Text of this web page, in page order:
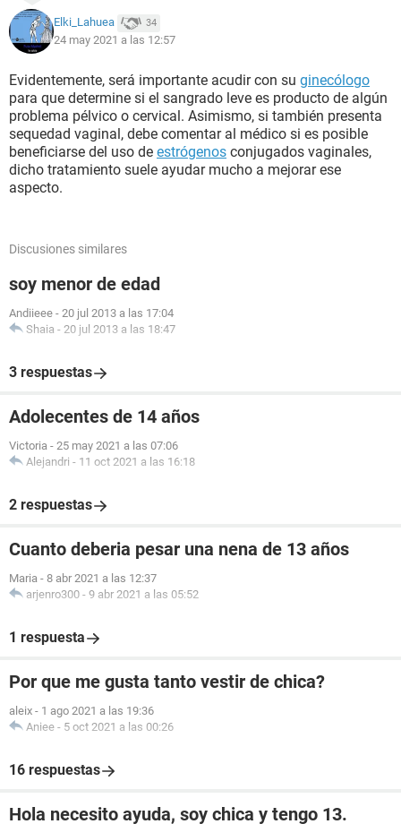
Elki_Lahuea 34
24 may 2021 a las 12:57
Evidentemente, será importante acudir con su ginecólogo
para que determine si el sangrado leve es producto de algún
problema pélvico o cervical. Asimismo, si también presenta
sequedad vaginal, debe comentar al médico si es posible
beneficiarse del uso de estrógenos conjugados vaginales,
dicho tratamiento suele ayudar mucho a mejorar ese
aspecto.
Discusiones similares
soy menor de edad
Andiieee - 20 jul 2013 a las 17:04
Shaia - 20 jul 2013 a las 18:47
3 respuestas
Adolecentes de 14 años
Victoria - 25 may 2021 a las 07:06
Alejandri - 11 oct 2021 a las 16:18
2 respuestas
Cuanto deberia pesar una nena de 13 años
Maria - 8 abr 2021 a las 12:37
arjenro300 - 9 abr 2021 a las 05:52
1 respuesta
Por que me gusta tanto vestir de chica?
aleix - 1 ago 2021 a las 19:36
Aniee - 5 oct 2021 a las 00:26
16 respuestas
Hola necesito ayuda, soy chica y tengo 13.